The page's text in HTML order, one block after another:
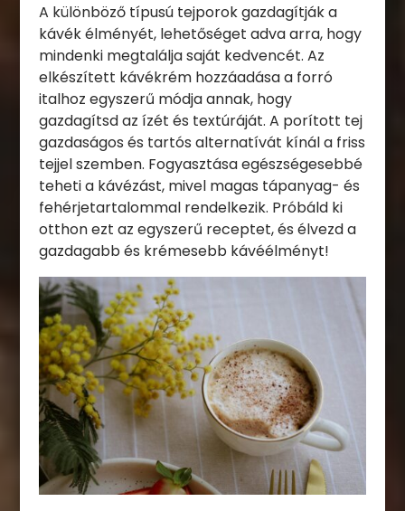
A különböző típusú tejporok gazdagítják a
kávék élményét, lehetőséget adva arra, hogy
mindenki megtalálja saját kedvencét. Az
elkészített kávékrém hozzáadása a forró
italhoz egyszerű módja annak, hogy
gazdagítsd az ízét és textúráját. A porított tej
gazdaságos és tartós alternatívát kínál a friss
tejjel szemben. Fogyasztása egészségesebbé
teheti a kávézást, mivel magas tápanyag- és
fehérjetartalommal rendelkezik. Próbáld ki
otthon ezt az egyszerű receptet, és élvezd a
gazdagabb és krémesebb kávéélményt!